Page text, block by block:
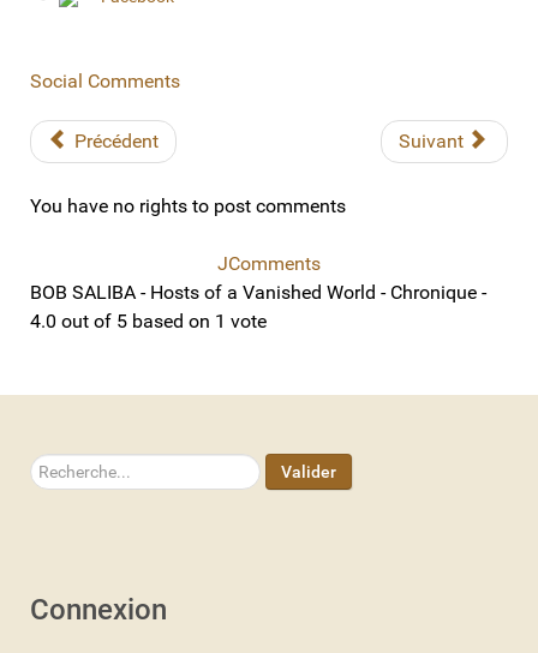
Social Comments
Précédent Suivant
You have no rights to post comments
JComments
BOB SALIBA - Hosts of a Vanished World - Chronique -
4.0 out of 5 based on 1 vote
Rechercher Valider
Connexion